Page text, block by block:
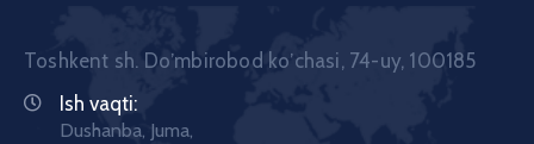
Toshkent sh. Doʼmbirobod koʼchasi, 74-uy, 100185
Ish vaqti:
Dushanba, Juma,